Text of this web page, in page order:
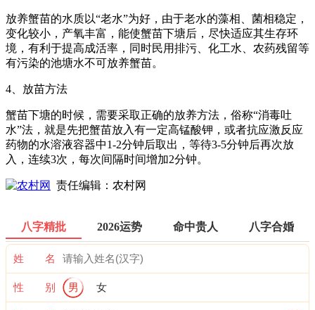
放养蟹苗的水质以“老水”为好，由于老水的藻相、菌相稳定，
变化较小，产氧丰富，能使蟹苗下塘后，尽快适应其生存环
境，有利于提高成活率，同时民用排污、化工水、农药残留等
有污染的池塘水不可放养蟹苗。
4、放苗方法
蟹苗下塘的时候，需要采取正确的放养方法，俗称“消毒吐
水”法，就是先把蟹苗放入有一定高锰酸钾，或者抗应激反应
药物的水溶液容器中1-2分钟后取出，等待3-5分钟后再次放
入，连续3次，每次间隔时间增加2分钟。
责任编辑：农村网
八字精批 2026运势 命中贵人 八字合婚
姓 名
性 别 男 女